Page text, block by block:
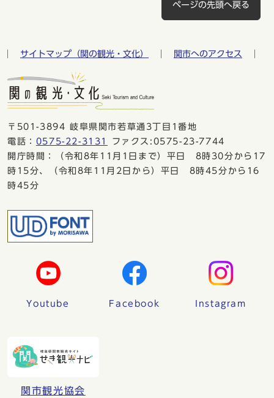
ページの先頭へ戻る
サイトマップ（関の観光・文化） 関市へのアクセス
〒501-3894 岐阜県関市若草通3丁目1番地
電話： 0575-22-3131
ファクス:0575-23-7744
開庁時間：（令和8年11月1日まで）平日 8時30分から17
時15分、（令和8年11月2日から）平日 8時45分から16
時45分
Youtube Facebook Instagram
関市観光協会